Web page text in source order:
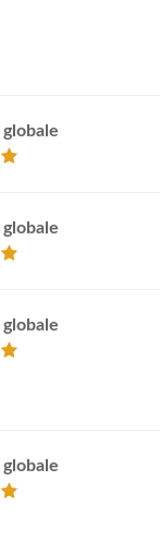
globale
globale
globale
globale